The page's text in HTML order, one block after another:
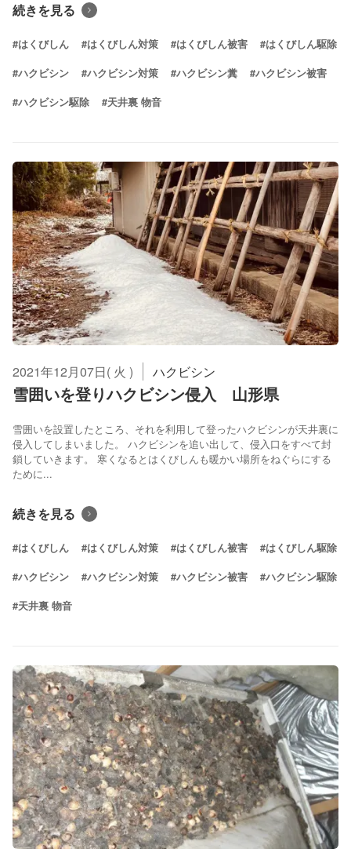
続きを見る
#はくびしん #はくびしん対策 #はくびしん被害 #はくびしん駆除
#ハクビシン #ハクビシン対策 #ハクビシン糞 #ハクビシン被害
#ハクビシン駆除 #天井裏 物音
2021年12月07日( 火 ) ハクビシン
雪囲いを登りハクビシン侵入 山形県
雪囲いを設置したところ、それを利用して登ったハクビシンが天井裏に
侵入してしまいました。 ハクビシンを追い出して、侵入口をすべて封
鎖していきます。 寒くなるとはくびしんも暖かい場所をねぐらにする
ために...
続きを見る
#はくびしん #はくびしん対策 #はくびしん被害 #はくびしん駆除
#ハクビシン #ハクビシン対策 #ハクビシン被害 #ハクビシン駆除
#天井裏 物音